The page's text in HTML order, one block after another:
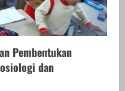
Pembentukan
dan